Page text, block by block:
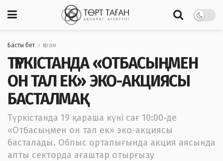
Басты бет Қоғам
ТҮРКІСТАНДА «ОТБАСЫҢМЕН
ОН ТАЛ ЕК» ЭКО-АКЦИЯСЫ
БАСТАЛМАҚ
Түркістанда 19 қараша күні сағ 10:00-де
«Отбасыңмен он тал ек» эко-акциясы
басталады. Облыс орталығында акция аясында
алты секторда ағаштар отырғызу